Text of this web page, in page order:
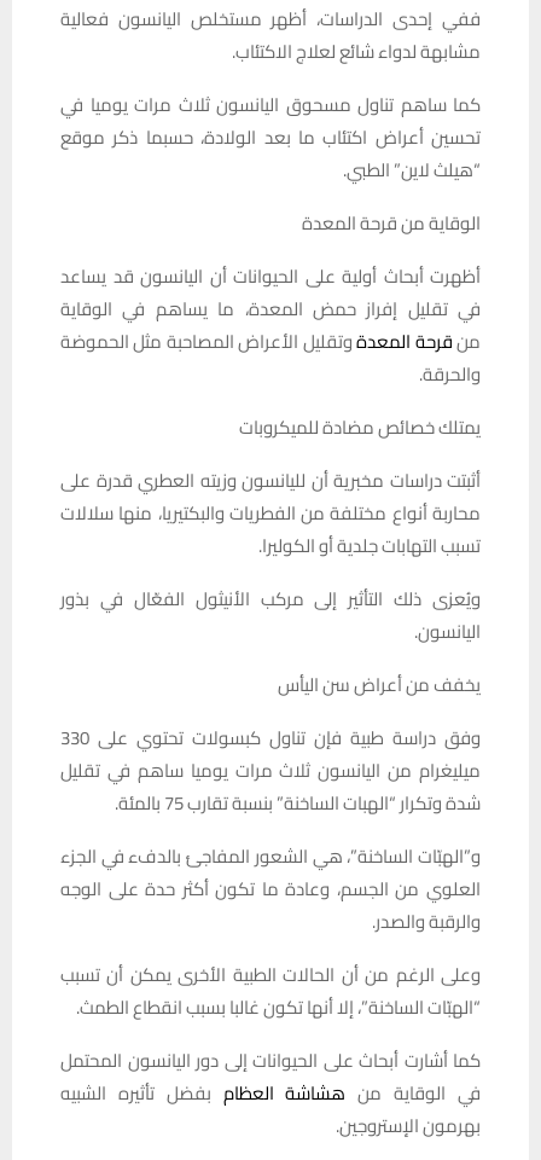
ففي إحدى الدراسات، أظهر مستخلص اليانسون فعالية
مشابهة لدواء شائع لعلاج الاكتئاب.
كما ساهم تناول مسحوق اليانسون ثلاث مرات يوميا في
تحسين أعراض اكتئاب ما بعد الولادة، حسبما ذكر موقع
“هيلث لاين” الطبي.
الوقاية من قرحة المعدة
أظهرت أبحاث أولية على الحيوانات أن اليانسون قد يساعد
في تقليل إفراز حمض المعدة، ما يساهم في الوقاية
منقرحة المعدةوتقليل الأعراض المصاحبة مثل الحموضة
والحرقة.
يمتلك خصائص مضادة للميكروبات
أثبتت دراسات مخبرية أن لليانسون وزيته العطري قدرة على
محاربة أنواع مختلفة من الفطريات والبكتيريا، منها سلالات
تسبب التهابات جلدية أو الكوليرا.
ويُعزى ذلك التأثير إلى مركب الأنيثول الفعّال في بذور
اليانسون.
يخفف من أعراض سن اليأس
وفق دراسة طبية فإن تناول كبسولات تحتوي على 330
ميليغرام من اليانسون ثلاث مرات يوميا ساهم في تقليل
شدة وتكرار “الهبات الساخنة” بنسبة تقارب 75 بالمئة.
و”الهبّات الساخنة”، هي الشعور المفاجئ بالدفء في الجزء
العلوي من الجسم، وعادة ما تكون أكثر حدة على الوجه
والرقبة والصدر.
وعلى الرغم من أن الحالات الطبية الأخرى يمكن أن تسبب
“الهبّات الساخنة”، إلا أنها تكون غالبا بسبب انقطاع الطمث.
كما أشارت أبحاث على الحيوانات إلى دور اليانسون المحتمل
في الوقاية من هشاشة العظام بفضل تأثيره الشبيه
بهرمون الإستروجين.